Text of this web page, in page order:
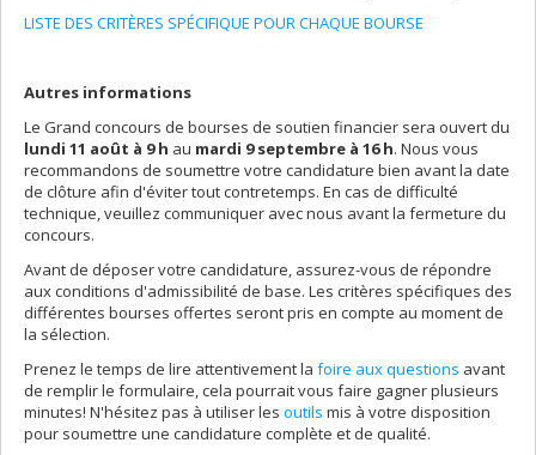
LISTE DES CRITÈRES SPÉCIFIQUE POUR CHAQUE BOURSE
Autres informations
Le Grand concours de bourses de soutien financier sera ouvert du
lundi 11 août à 9 h au mardi 9 septembre à 16 h. Nous vous
recommandons de soumettre votre candidature bien avant la date
de clôture afin d'éviter tout contretemps. En cas de difficulté
technique, veuillez communiquer avec nous avant la fermeture du
concours.
Avant de déposer votre candidature, assurez-vous de répondre
aux conditions d'admissibilité de base. Les critères spécifiques des
différentes bourses offertes seront pris en compte au moment de
la sélection.
Prenez le temps de lire attentivement la foire aux questions avant
de remplir le formulaire, cela pourrait vous faire gagner plusieurs
minutes! N'hésitez pas à utiliser les outils mis à votre disposition
pour soumettre une candidature complète et de qualité.